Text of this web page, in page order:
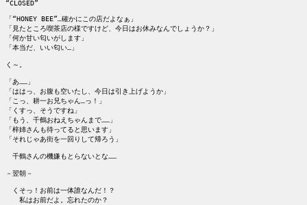
“CLOSED”
「“HONEY BEE”…確かにこの店だよなぁ」
「見たところ喫茶店の様ですけど、今日はお休みなんでしょうか？」
「何か甘い匂いがします」
「本当だ、いい匂い…」
く～。
「あ……」
「ははっ、お腹も空いたし、今日は引き上げようか」
「こっ、耕一お兄ちゃん…っ！」
「くすっ、そうですね」
「もう、千鶴おねえちゃんまで……」
「梓姉さんも待ってると思います」
「それじゃあ街を一回りして帰ろう」
千鶴さんの機嫌もとらないとな……
－翌朝－
くそっ！お前は一体誰なんだ！？
私はお前だよ。忘れたのか？